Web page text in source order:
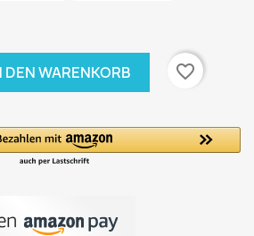
DEN WARENKORB favorite_border